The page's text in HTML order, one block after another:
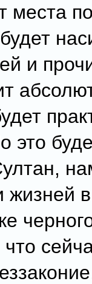
места
и
это
жизней в
что